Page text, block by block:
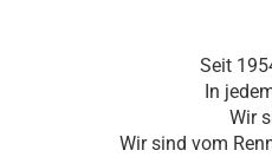
Seit
In
Wir
Wir sind vom